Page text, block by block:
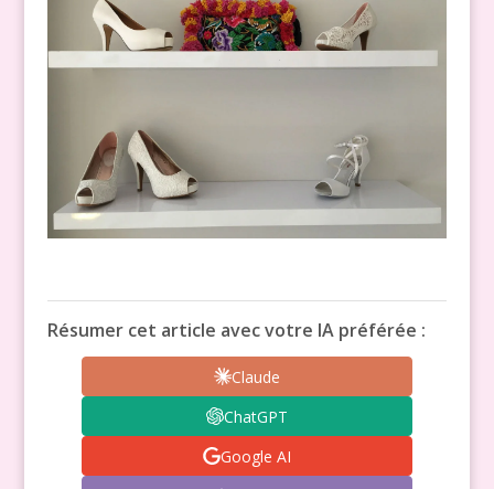
Résumer cet article avec votre IA préférée :
Claude
ChatGPT
Google AI